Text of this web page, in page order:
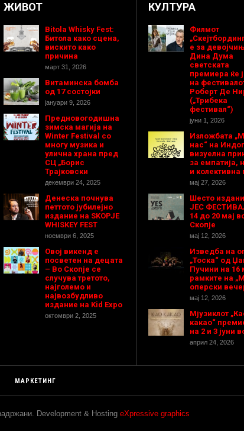
ЖИВОТ
Bitola Whisky Fest:
Битола како сцена,
вискито како
причина
март 31, 2026
Витаминска бомба
од 17 состојки
јануари 9, 2026
Предновогодишнa
зимска магија на
Winter Festival со
многу музика и
улична храна пред
СЦ „Борис
Трајковски
декември 24, 2025
Денеска почнува
петтото јубилејно
издание на SKOPJE
WHISKEY FEST
ноември 6, 2025
Овој викенд е
посветен на децата
– Во Скопје се
случува третото,
најголемо и
највозбудливо
издание на Kid Expo
октомври 2, 2025
КУЛТУРА
Филмот
е за
Дина Дума
светската
премиера ќе
на
Роберт Де
(„Трибека
фестивал“)
јуни 1, 2026
Изложбата
нас“ на
визуелна
за емпатија,
и колективна
мај 27, 2026
Шесто
ЈЕС
14 до 20 мај
Скопје
мај 12, 2026
Изведба на
„Тоска“ од
Пучини на 16
рамките на
оперски
мај 12, 2026
Мјузиклот
какао“
на 2 и 3 јуни
април 24, 2026
МАРКЕТИНГ
Development & Hosting eXpressive graphics